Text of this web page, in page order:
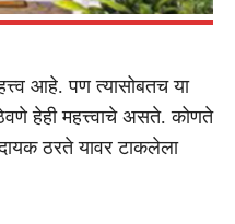
आहे. पण त्यासोबतच या
हेही महत्त्वाचे असते. कोणते
ठरते यावर टाकलेला